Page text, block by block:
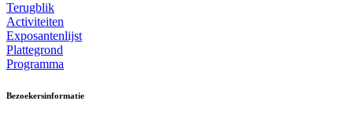
Terugblik
Activiteiten
Exposantenlijst
Plattegrond
Programma
Bezoekersinformatie